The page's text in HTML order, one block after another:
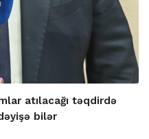
atılacağı təqdirdə
bilər